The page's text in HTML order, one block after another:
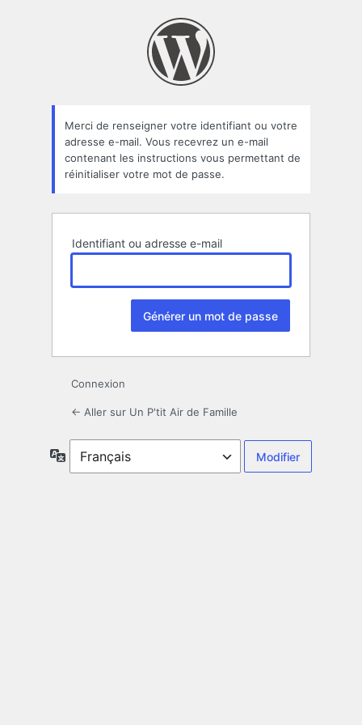
oublié
Merci de renseigner votre identifiant ou votre
adresse e-mail. Vous recevrez un e-mail
contenant les instructions vous permettant de
réinitialiser votre mot de passe.
Identifiant ou adresse e-mail
Connexion
← Aller sur Un P'tit Air de Famille
Langue